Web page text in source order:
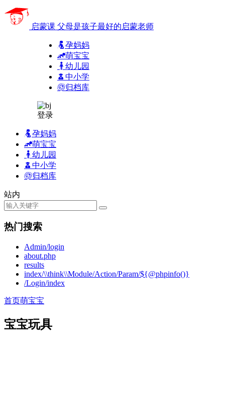
启蒙课 父母是孩子最好的启蒙老师
孕妈妈
萌宝宝
幼儿园
中小学
归档库
登录
孕妈妈
萌宝宝
幼儿园
中小学
归档库
站内
热门搜索
Admin/login
about.php
results
index/\\think\\Module/Action/Param/${@phpinfo()}
/Login/index
首页萌宝宝
宝宝玩具